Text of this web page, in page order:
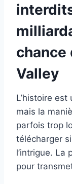
chance
Valley
L’histoire
mais la
parfois trop
télécharger
l’intrigue. La
pour